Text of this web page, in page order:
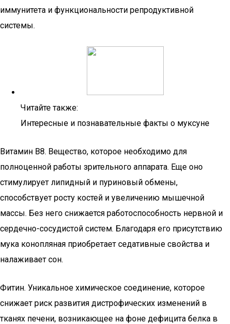
иммунитета и функциональности репродуктивной
системы.
Читайте также:
Интересные и познавательные факты о муксуне
Витамин В8. Вещество, которое необходимо для
полноценной работы зрительного аппарата. Еще оно
стимулирует липидный и пуриновый обмены,
способствует росту костей и увеличению мышечной
массы. Без него снижается работоспособность нервной и
сердечно-сосудистой систем. Благодаря его присутствию
мука конопляная приобретает седативные свойства и
налаживает сон.
Фитин. Уникальное химическое соединение, которое
снижает риск развития дистрофических изменений в
тканях печени, возникающее на фоне дефицита белка в